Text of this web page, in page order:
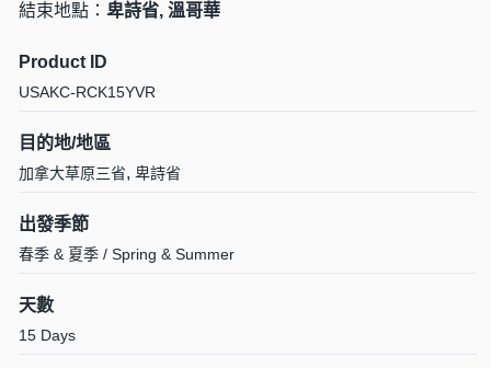
結束地點： 卑詩省, 溫哥華
Product ID
USAKC-RCK15YVR
目的地/地區
加拿大草原三省, 卑詩省
出發季節
春季 & 夏季 / Spring & Summer
天數
15 Days